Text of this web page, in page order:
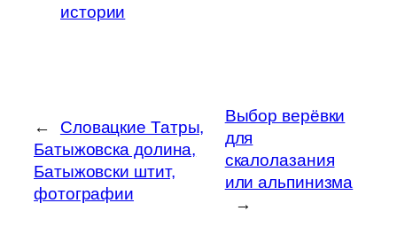
истории
←
Словацкие Татры,
Батыжовска долина,
Батыжовски штит,
фотографии
Выбор верёвки
для
скалолазания
или альпинизма
→